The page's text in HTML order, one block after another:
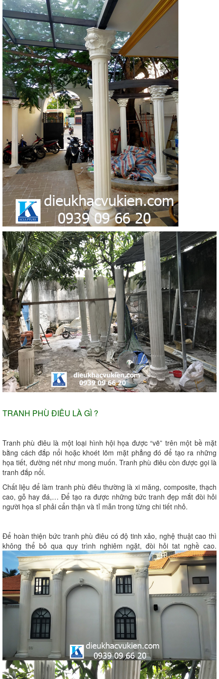
TRANH PHÙ ĐIÊU LÀ GÌ ?
Tranh phù điêu là một loại hình hội họa được “vẽ” trên một bề mặt
bằng cách đắp nổi hoặc khoét lõm mặt phẳng đó để tạo ra những
họa tiết, đường nét như mong muốn. Tranh phù điêu còn được gọi là
tranh đắp nổi.
Chất liệu để làm tranh phù điêu thường là xi măng, composite, thạch
cao, gỗ hay đá,… Để tạo ra được những bức tranh đẹp mắt đòi hỏi
người họa sĩ phải cẩn thận và tỉ mẫn trong từng chi tiết nhỏ.
Để hoàn thiện bức tranh phù điêu có độ tinh xảo, nghệ thuật cao thì
không thể bỏ qua quy trình nghiêm ngặt, đòi hỏi tat nghề cao.